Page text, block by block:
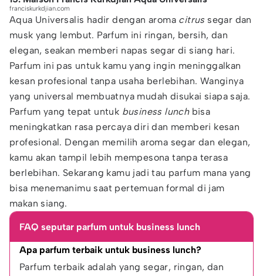
franciskurkdjian.com
Aqua Universalis hadir dengan aroma citrussegar dan
musk yang lembut. Parfum ini ringan, bersih, dan
elegan, seakan memberi napas segar di siang hari.
Parfum ini pas untuk kamu yang ingin meninggalkan
kesan profesional tanpa usaha berlebihan. Wanginya
yang universal membuatnya mudah disukai siapa saja.
Parfum yang tepat untuk business lunchbisa
meningkatkan rasa percaya diri dan memberi kesan
profesional. Dengan memilih aroma segar dan elegan,
kamu akan tampil lebih mempesona tanpa terasa
berlebihan. Sekarang kamu jadi tau parfum mana yang
bisa menemanimu saat pertemuan formal di jam
makan siang.
FAQ seputar parfum untuk business lunch
Apa parfum terbaik untuk business lunch?
Parfum terbaik adalah yang segar, ringan, dan